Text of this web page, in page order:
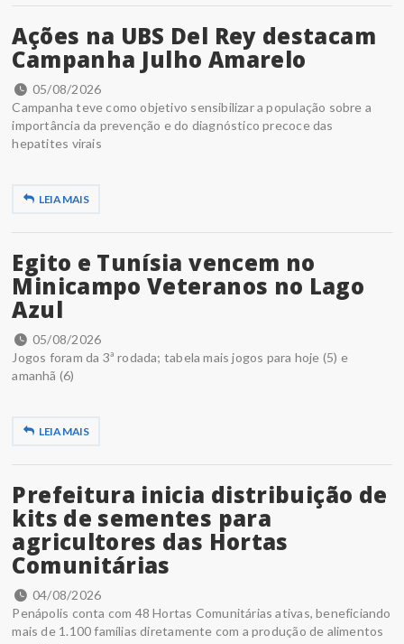
Ações na UBS Del Rey destacam
Campanha Julho Amarelo
05/08/2026
Campanha teve como objetivo sensibilizar a população sobre a
importância da prevenção e do diagnóstico precoce das
hepatites virais
LEIA MAIS
Egito e Tunísia vencem no
Minicampo Veteranos no Lago
Azul
05/08/2026
Jogos foram da 3ª rodada; tabela mais jogos para hoje (5) e
amanhã (6)
LEIA MAIS
Prefeitura inicia distribuição de
kits de sementes para
agricultores das Hortas
Comunitárias
04/08/2026
Penápolis conta com 48 Hortas Comunitárias ativas, beneficiando
mais de 1.100 famílias diretamente com a produção de alimentos